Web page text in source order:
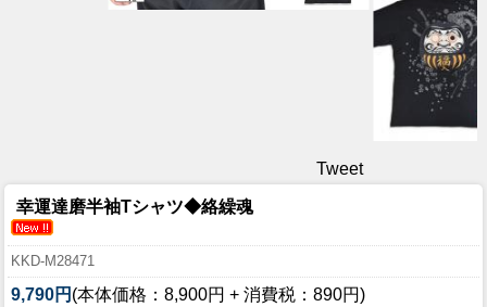
Tweet
幸運達磨半袖Tシャツ◆絡繰魂
KKD-M28471
9,790円 (本体価格：8,900円 + 消費税：890円)